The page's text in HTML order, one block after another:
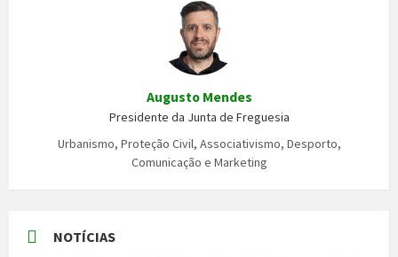
Augusto Mendes
Presidente da Junta de Freguesia
Urbanismo, Proteção Civil, Associativismo, Desporto,
Comunicação e Marketing
NOTÍCIAS